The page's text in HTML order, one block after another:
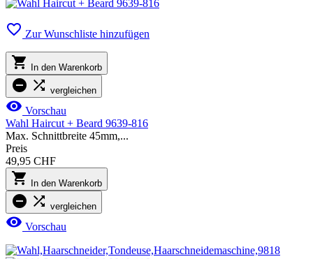
 Zur Wunschliste hinzufügen
 In den Warenkorb
  vergleichen
 Vorschau
Wahl Haircut + Beard 9639-816
Max. Schnittbreite 45mm,...
Preis
49,95 CHF
 In den Warenkorb
  vergleichen
 Vorschau